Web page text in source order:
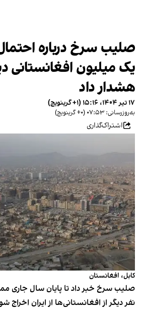
صلیب سرخ درباره احتمال
یک میلیون افغانستانی
هشدار داد
۱۷ تیر ۱۴۰۴، ۱۵:۱۶ (‎+۱ گرینویچ)
به‌روزرسانی: ۰۷:۵۳ (‎+۰ گرینویچ)
اشتراک‌گذاری
کابل، افغانستان
صلیب سرخ خبر داد تا پایان سال جاری
نفر دیگر از افغانستانی‌ها از ایران